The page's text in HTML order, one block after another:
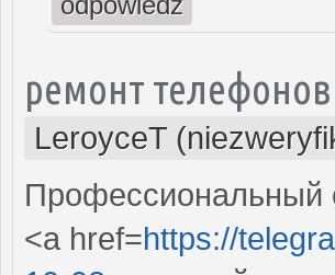
ремонт телефонов
LeroyceT
Профессиональный
<a href=https://